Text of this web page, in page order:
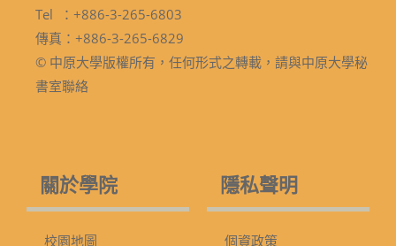
Tel ：+886-3-265-6803
傳真：+886-3-265-6829
© 中原大學版權所有，任何形式之轉載，請與中原大學秘
書室聯絡
關於學院
校園地圖
隱私聲明
個資政策